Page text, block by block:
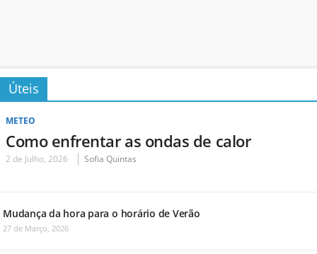
Úteis
METEO
Como enfrentar as ondas de calor
2 de Julho, 2026 Sofia Quintas
Mudança da hora para o horário de Verão
27 de Março, 2026